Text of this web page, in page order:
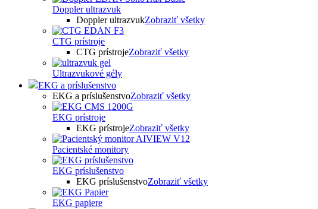
Doppler ultrazvuk
Doppler ultrazvukZobraziť všetky
CTG prístroje
CTG prístrojeZobraziť všetky
Ultrazvukové gély
EKG a príslušenstvo
EKG a príslušenstvoZobraziť všetky
EKG prístroje
EKG prístrojeZobraziť všetky
Pacientské monitory
EKG príslušenstvo
EKG príslušenstvoZobraziť všetky
EKG papiere